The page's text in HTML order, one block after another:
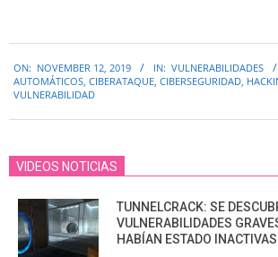
11-
12
ON: NOVEMBER 12, 2019 IN: VULNERABILIDADES
AUTOMÁTICOS, CIBERATAQUE, CIBERSEGURIDAD,
VULNERABILIDAD
VIDEOS NOTICIAS
TUNNELCRACK: SE
VULNERABILIDADES
HABÍAN ESTADO